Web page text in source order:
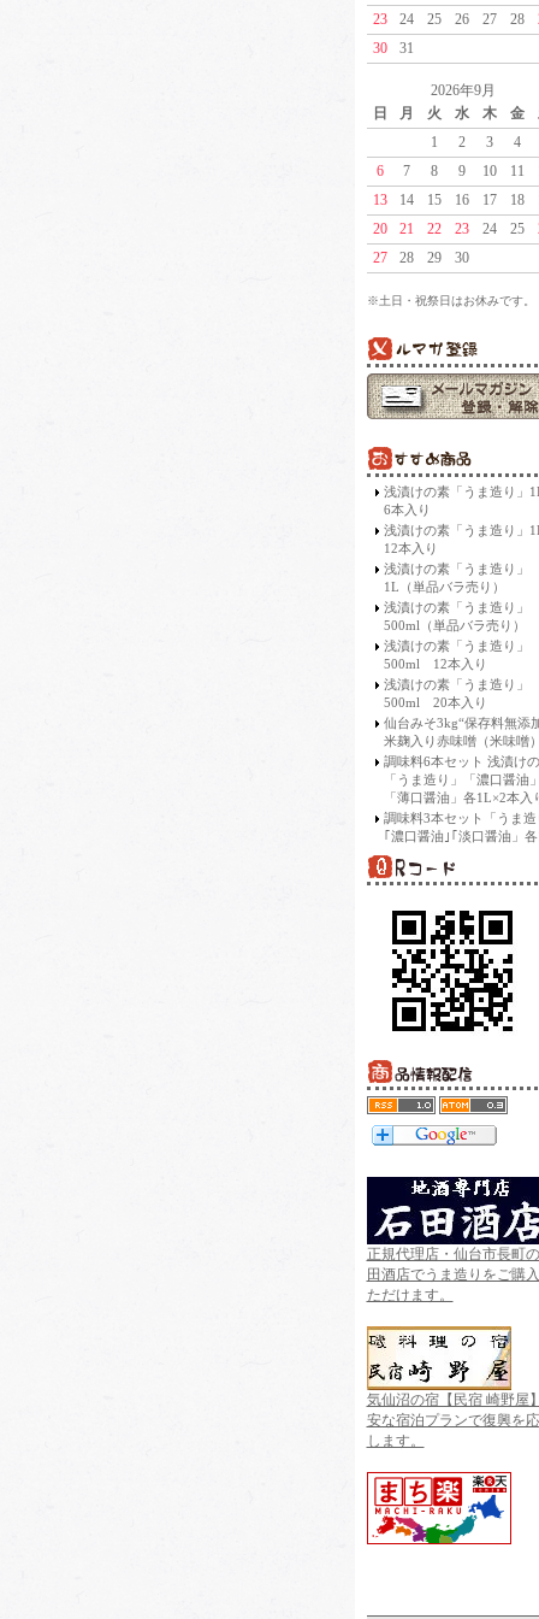
23
24 25 26 27 28
30
31
2026年9月
日
月 火 水 木 金
1
2 3 4
6
7 8 9 10 11
13
14 15 16 17 18
20
21 22 23 24 25
27
28 29 30
※土日・祝祭日はお休みです。
浅漬けの素「うま造り」
6本入り
浅漬けの素「うま造り」
12本入り
浅漬けの素「うま造り」
1L（単品バラ売り）
浅漬けの素「うま造り」
500ml（単品バラ売り）
浅漬けの素「うま造り」
500ml 12本入り
浅漬けの素「うま造り」
500ml 20本入り
仙台みそ3kg“保存料無添
米麹入り赤味噌（米味噌
調味料6本セット 浅漬け
「うま造り」「濃口醤油」
「薄口醤油」各1L×2本入
調味料3本セット「うま造
｢濃口醤油｣｢淡口醤油」
正規代理店・仙台市長町
田酒店でうま造りをご購
ただけます。
気仙沼の宿【民宿 崎野屋
安な宿泊プランで復興を
します。